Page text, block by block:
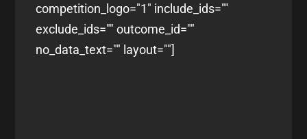
competition_logo="1" include_ids=""
exclude_ids="" outcome_id=""
no_data_text="" layout=""]